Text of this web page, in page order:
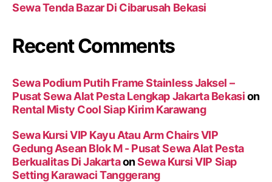
Sewa Tenda Bazar Di Cibarusah Bekasi
Recent Comments
Sewa Podium Putih Frame Stainless Jaksel –
Pusat Sewa Alat Pesta Lengkap Jakarta Bekasion
Rental Misty Cool Siap Kirim Karawang
Sewa Kursi VIP Kayu Atau Arm Chairs VIP
Gedung Asean Blok M - Pusat Sewa Alat Pesta
Berkualitas Di JakartaonSewa Kursi VIP Siap
Setting Karawaci Tanggerang